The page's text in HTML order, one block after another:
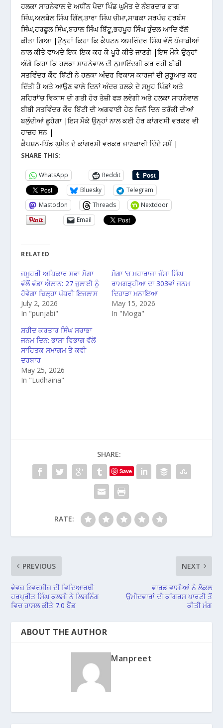
ਹਲਕਾ ਸਾਹਨੇਵਾਲ ਦੇ ਅਧੀਂਨ ਪੈਦਾ ਪਿੰਡ ਘੁਮੈਤ ਦੇ ਨੰਬਰਦਾਰ ਭਾਗ
ਸਿੰਘ,ਅਲਬੇਲ ਸਿੰਘ ਗਿੱਲ,ਤਾਰਾ ਸਿੰਘ ਚੀਮਾ,ਸਾਬਕਾ ਸਰਪੰਚ ਹਰਬੰਸ
ਸਿੰਘ,ਹਰਫ਼ੂਲ ਸਿੰਘ,ਬਹਾਲ ਸਿੰਘ ਬਿੱਟੂ,ਭਰਪੂਰ ਸਿੰਘ ਹੁੰਦਲ ਆਦਿ ਵੱਲੋਂ
ਕੀਤਾ ਗਿਆ |ਉਨ੍ਹਾਂ ਕਿਹਾ ਕਿ ਕੈਪਟਨ ਅਮਰਿੰਦਰ ਸਿੰਘ ਵੱਲੋਂ ਪੰਜਾਬੀਆਂ
ਨਾਲ ਕੀਤੇ ਵਾਅਦੇ ਇਕ-ਇਕ ਕਰ ਕੇ ਪੂਰੇ ਕੀਤੇ ਜਾਣਗੇ |ਇਸ ਮੌਕੇ ਉਨ੍ਹਾਂ
ਅੱਗੇ ਕਿਹਾ ਕਿ ਹਲਕਾ ਸਾਹਨੇਵਾਲ ਦੀ ਨੁਮਾਇੰਦਗੀ ਕਰ ਰਹੀ ਬੀਬੀ
ਸਤਵਿੰਦਰ ਕੌਰ ਬਿੱਟੀ ਨੇ ਹਲਕਾ ਅੰਦਰ ਵਿਕਾਸ ਕਾਰਜਾਂ ਦੀ ਸ਼ੁਰੂਆਤ ਕਰ
ਦਿੱਤੀ ਹੈ ਅਤੇ ਆਉਣ ਵਾਲੇ ਦਿਨਾਂ ਅੰਦਰ ਹਲਕੇ ਦੇ ਸਮੂਹ ਪਿੰਡਾਂ ਅਤੇ
ਸ਼ਹਿਰਾਂ’ਚ ਵਿਕਾਸ ਦੀ ਗਤੀ ਹੋਰ ਤੇਜ਼ੀ ਫੜ ਲਵੇਗੀ ਅਤੇ ਹਲਕਾ ਸਾਹਨੇਵਾਲ
ਬੀਬੀ ਸਤਵਿੰਦਰ ਕੌਰ ਬਿੱਟੀ ਦੀ ਅਗਵਾਈ ਹੇਠ ਦਿਨੋਂ ਦਿਨ ਤਰੱਕੀ ਦੀਆਂ
ਬਲੁੰਦੀਆਂ ਛੂਹੇਗਾ |ਇਸ ਮੌਕੇ ਉੁਨ੍ਹਾਂ ਨਾਲ ਕਈ ਹੋਰ ਕਾਂਗਰਸੀ ਵਰਕਰ ਵੀ
ਹਾਜ਼ਰ ਸਨ |
ਕੈਪਸ਼ਨ-ਪਿੰਡ ਘੁਮੈਤ ਦੇ ਕਾਂਗਰਸੀ ਵਰਕਰ ਜਾਣਕਾਰੀ ਦਿੰਦੇ ਸਮੇਂ |
SHARE THIS:
WhatsApp
Reddit
Bluesky
Telegram
Mastodon
Threads
Nextdoor
Email
RELATED
ਜਮੂਹਰੀ ਅਧਿਕਾਰ ਸਭਾ ਮੋਗਾ
ਵੱਲੋਂ ਵੱਡਾ ਐਲਾਨ: 27 ਜੁਲਾਈ ਨੂੰ
ਹੋਵੇਗਾ ਜ਼ਿਲ੍ਹਾ ਪੱਧਰੀ ਇਜਲਾਸ
July 2, 2026
In "punjabi"
ਮੋਗਾ ‘ਚ ਮਹਾਰਾਜਾ ਜੱਸਾ ਸਿੰਘ
ਰਾਮਗੜ੍ਹੀਆ ਦਾ 303ਵਾਂ ਜਨਮ
ਦਿਹਾੜਾ ਮਨਾਇਆ
May 15, 2026
In "Moga"
ਸ਼ਹੀਦ ਕਰਤਾਰ ਸਿੰਘ ਸਰਾਭਾ
ਜਨਮ ਦਿਨ: ਭਾਸ਼ਾ ਵਿਭਾਗ ਵੱਲੋਂ
ਸਾਹਿਤਕ ਸਮਾਗਮ ਤੇ ਕਵੀ
ਦਰਬਾਰ
May 25, 2026
In "Ludhaina"
SHARE:
Save
RATE:
PREVIOUS
ਵੇਵਜ਼ ਓਵਰਸੀਜ਼ ਦੀ ਵਿਦਿਆਰਥੀ
ਹਰਪ੍ਰੀਤ ਸਿੰਘ ਕਲਸੀ ਨੇ ਲਿਸਨਿੰਗ
ਵਿਚ ਹਾਸਲ ਕੀਤੇ 7.0 ਬੈਂਡ
NEXT
ਵਾਰਡ ਵਾਸੀਆਂ ਨੇ ਲੋਕਲ
ਉਮੀਦਵਾਰਾਂ ਦੀ ਕਾਂਗਰਸ ਪਾਰਟੀ ਤੋਂ
ਕੀਤੀ ਮੰਗ
ABOUT THE AUTHOR
Manpreet